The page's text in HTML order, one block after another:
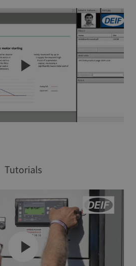
Tutorials